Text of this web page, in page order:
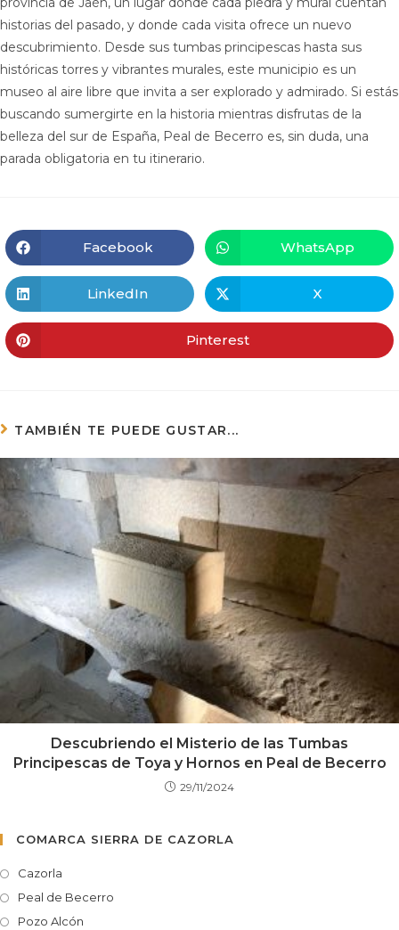
historias del pasado, y donde cada visita ofrece un nuevo
descubrimiento. Desde sus tumbas principescas hasta sus
históricas torres y vibrantes murales, este municipio es un
museo al aire libre que invita a ser explorado y admirado. Si estás
buscando sumergirte en la historia mientras disfrutas de la
belleza del sur de España, Peal de Becerro es, sin duda, una
parada obligatoria en tu itinerario.
Facebook WhatsApp
LinkedIn X
Pinterest
TAMBIÉN TE PUEDE GUSTAR...
Descubriendo el Misterio de las Tumbas
Principescas de Toya y Hornos en Peal de Becerro
29/11/2024
COMARCA SIERRA DE CAZORLA
Cazorla
Peal de Becerro
Pozo Alcón